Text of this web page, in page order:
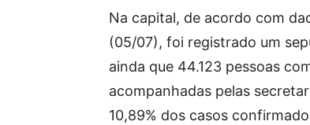
Na capital, de acordo com
(05/07), foi registrado um
ainda que 44.123 pessoas
acompanhadas pelas
10,89% dos casos